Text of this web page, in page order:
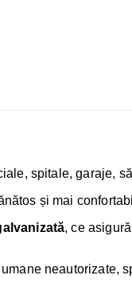
spitale, garaje,
și mai
, ce
neautorizate,